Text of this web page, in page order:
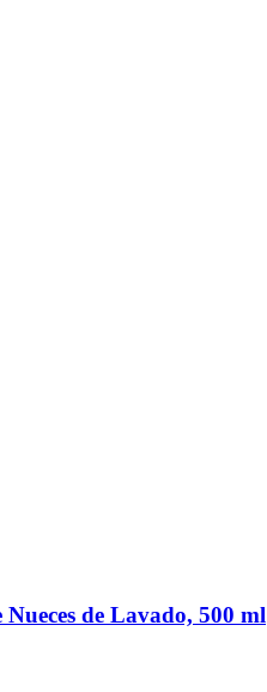
de Lavado, 500 ml